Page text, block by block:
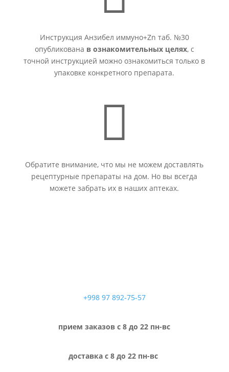
Инструкция Анзибел иммуно+Zn таб. №30
опубликована в ознакомительных целях, с
точной инструкцией можно ознакомиться только в
упаковке конкретного препарата.

Обратите внимание, что мы не можем доставлять
рецептурные препараты на дом. Но вы всегда
можете забрать их в наших аптеках.
+998 97 892-75-57
прием заказов с 8 до 22 пн-вс
доставка с 8 до 22 пн-вс